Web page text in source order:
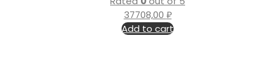
37708,00 ₽
Add to cart